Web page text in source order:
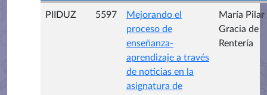
PIIDUZ 5597
Mejorando el
proceso de
enseñanza-
aprendizaje a través
de noticias en la
asignatura de
María Pilar
Gracia de
Rentería